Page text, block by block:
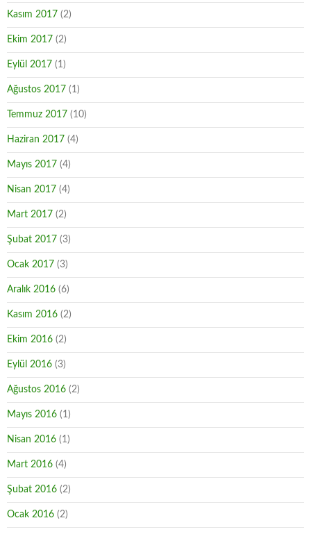
Kasım 2017 (2)
Ekim 2017 (2)
Eylül 2017 (1)
Ağustos 2017 (1)
Temmuz 2017 (10)
Haziran 2017 (4)
Mayıs 2017 (4)
Nisan 2017 (4)
Mart 2017 (2)
Şubat 2017 (3)
Ocak 2017 (3)
Aralık 2016 (6)
Kasım 2016 (2)
Ekim 2016 (2)
Eylül 2016 (3)
Ağustos 2016 (2)
Mayıs 2016 (1)
Nisan 2016 (1)
Mart 2016 (4)
Şubat 2016 (2)
Ocak 2016 (2)